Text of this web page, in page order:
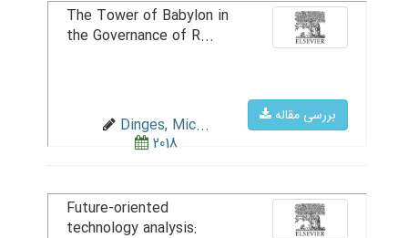
بررسی مقاله
The Tower of Babylon in
the Governance of R...
Dinges, Mic...
2018
Future-oriented
technology analysis: